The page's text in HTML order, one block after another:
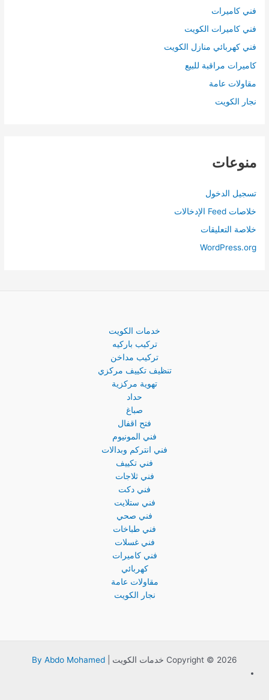
فني كاميرات
فني كاميرات الكويت
فني كهربائي منازل الكويت
كاميرات مراقبة للبيع
مقاولات عامة
نجار الكويت
منوعات
تسجيل الدخول
خلاصات Feed الإدخالات
خلاصة التعليقات
WordPress.org
خدمات الكويت
تركيب باركيه
تركيب مداخن
تنظيف تكييف مركزي
تهوية مركزية
حداد
صباغ
فتح اقفال
فني المونيوم
فني انتركم وبدالات
فني تكييف
فني ثلاجات
فني دكت
فني ستلايت
فني صحي
فني طباخات
فني غسلات
فني كاميرات
كهربائي
مقاولات عامة
نجار الكويت
Copyright © 2026 خدمات الكويت | By Abdo Mohamed